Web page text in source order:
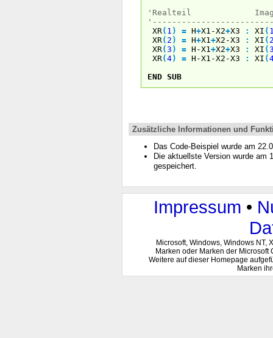
'Realteil
XR( 1 ) = H+X1-X2+X3 : XI (
XR( 2 ) = H+X1 +X2-X3 : XI (
XR(3 ) = H-X1 +X2+X3 : XI (
XR(4) = H-X1-X2-X3 : XI (
END SUB
Zusätzliche Informationen und
Das Code-Beispiel wurde am
Die aktuellste Version wurde am
gespeichert.
Impressum •
Microsoft, Windows, Windows NT,
Marken oder Marken der
Weitere auf dieser Homepage
Marken